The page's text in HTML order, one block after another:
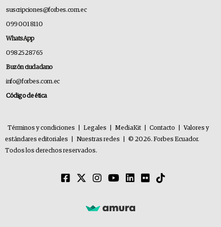
suscripciones@forbes.com.ec
099 001 8110
WhatsApp
0982528765
Buzón ciudadano
info@forbes.com.ec
Código de ética
Términos y condiciones Legales MediaKit Contacto
Valores y
estándares editoriales
Nuestras redes
© 2026. Forbes Ecuador.
Todos los derechos reservados.